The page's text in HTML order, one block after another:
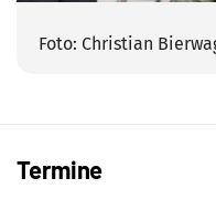
Foto: Christian
Termine